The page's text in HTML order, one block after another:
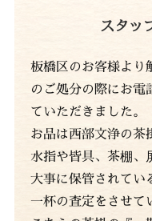
スタッ
板橋区のお客様より
のご処分の際にお電
ていただきました。
お品は西部文浄の茶
水指や皆具、茶棚、
大事に保管されてい
一杯の査定をさせて